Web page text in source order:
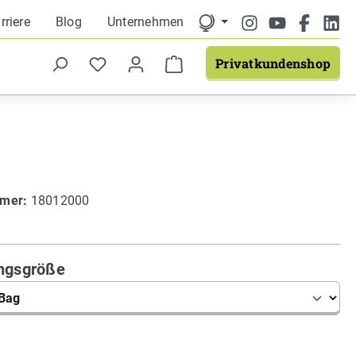
Blog Unternehmen
Privatkundenshop
18012000
auswählen